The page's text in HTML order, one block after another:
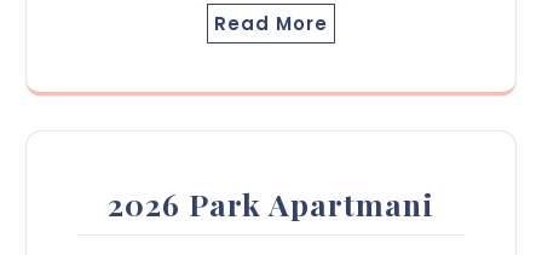
Read More
2026 Park Apartmani